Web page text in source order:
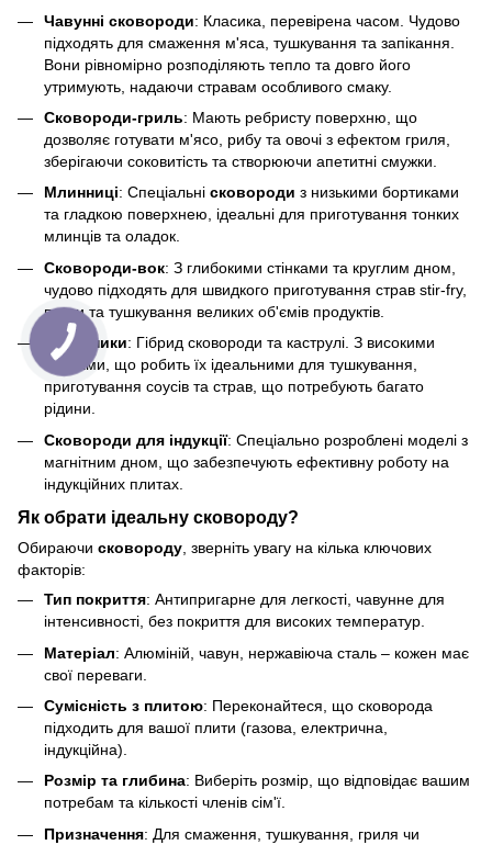
Чавунні сковороди: Класика, перевірена часом. Чудово
підходять для смаження м'яса, тушкування та запікання.
Вони рівномірно розподіляють тепло та довго його
утримують, надаючи стравам особливого смаку.
Сковороди-гриль: Мають ребристу поверхню, що
дозволяє готувати м'ясо, рибу та овочі з ефектом гриля,
зберігаючи соковитість та створюючи апетитні смужки.
Млинниці: Спеціальні сковороди з низькими бортиками
та гладкою поверхнею, ідеальні для приготування тонких
млинців та оладок.
Сковороди-вок: З глибокими стінками та круглим дном,
чудово підходять для швидкого приготування страв stir-fry,
пасти та тушкування великих об'ємів продуктів.
Сотейники: Гібрид сковороди та каструлі. З високими
стінками, що робить їх ідеальними для тушкування,
приготування соусів та страв, що потребують багато
рідини.
Сковороди для індукції: Спеціально розроблені моделі з
магнітним дном, що забезпечують ефективну роботу на
індукційних плитах.
Як обрати ідеальну сковороду?
Обираючи сковороду, зверніть увагу на кілька ключових
факторів:
Тип покриття: Антипригарне для легкості, чавунне для
інтенсивності, без покриття для високих температур.
Матеріал: Алюміній, чавун, нержавіюча сталь – кожен має
свої переваги.
Сумісність з плитою: Переконайтеся, що сковорода
підходить для вашої плити (газова, електрична,
індукційна).
Розмір та глибина: Виберіть розмір, що відповідає вашим
потребам та кількості членів сім'ї.
Призначення: Для смаження, тушкування, гриля чи